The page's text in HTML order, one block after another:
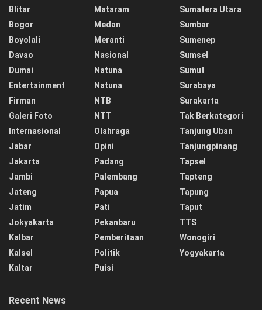
Blitar
Bogor
Boyolali
Davao
Dumai
Entertainment
Firman
Galeri Foto
Internasional
Jabar
Jakarta
Jambi
Jateng
Jatim
Jokyakarta
Kalbar
Kalsel
Kaltar
Mataram
Medan
Meranti
Nasional
Natuna
Natuna
NTB
NTT
Olahraga
Opini
Padang
Palembang
Papua
Pati
Pekanbaru
Pemberitaan
Politik
Puisi
Sumatera Utara
Sumbar
Sumenep
Sumsel
Sumut
Surabaya
Surakarta
Tak Berkategori
Tanjung Uban
Tanjungpinang
Tapsel
Tapteng
Tapung
Taput
TTS
Wonogiri
Yogyakarta
Recent News